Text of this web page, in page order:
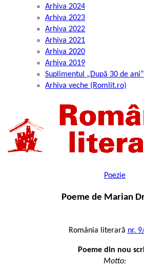
Arhiva 2024
Arhiva 2023
Arhiva 2022
Arhiva 2021
Arhiva 2020
Arhiva 2019
Suplimentul „După 30 de ani”
Arhiva veche (Romlit.ro)
Poezie
Poeme de Marian
România literară nr.
Poeme din nou
Motto: